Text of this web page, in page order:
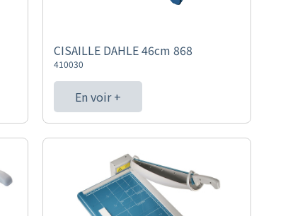
CISAILLE DAHLE 46cm 868
410030
En voir +